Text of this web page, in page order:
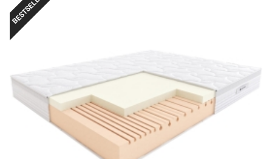
BESTSELLER